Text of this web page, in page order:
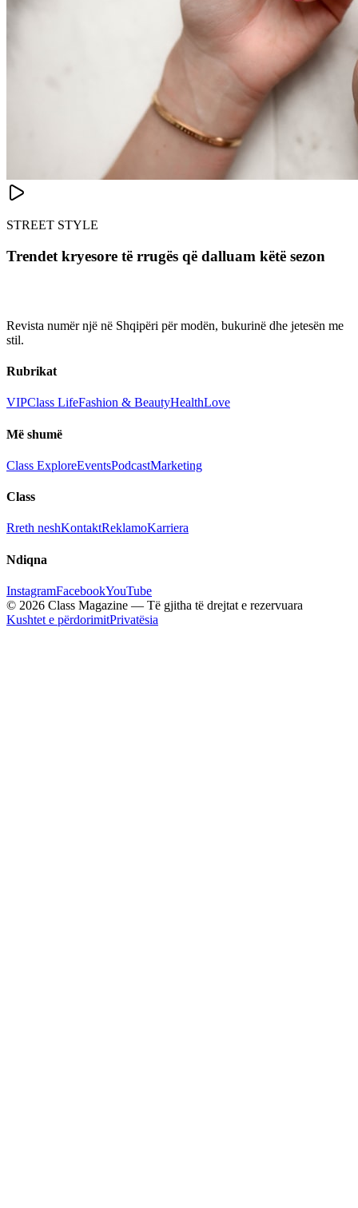
STREET STYLE
Trendet kryesore të rrugës që dalluam këtë sezon
Revista numër një në Shqipëri për modën, bukurinë dhe jetesën me
stil.
Rubrikat
VIPClass LifeFashion & BeautyHealthLove
Më shumë
Class ExploreEventsPodcastMarketing
Class
Rreth neshKontaktReklamoKarriera
Ndiqna
InstagramFacebookYouTube
© 2026 Class Magazine — Të gjitha të drejtat e rezervuara
Kushtet e përdorimitPrivatësia